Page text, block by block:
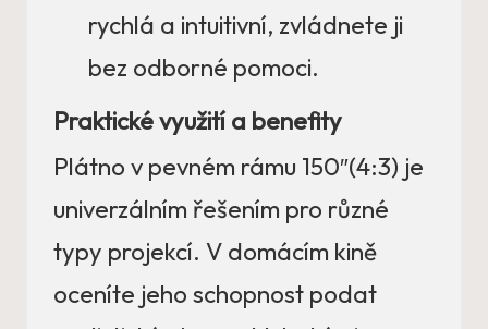
rychlá a intuitivní, zvládnete ji
bez odborné pomoci.
Praktické využití a benefity
Plátno v pevném rámu 150″(4:3) je
univerzálním řešením pro různé
typy projekcí. V domácím kině
oceníte jeho schopnost podat